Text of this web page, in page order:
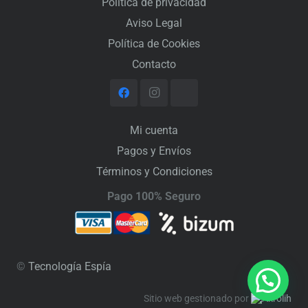
Aviso Legal
Política de Cookies
Contacto
Mi cuenta
Pagos y Envíos
Términos y Condiciones
Pago 100% Seguro
© Tecnología Espía
Sitio web gestionado por